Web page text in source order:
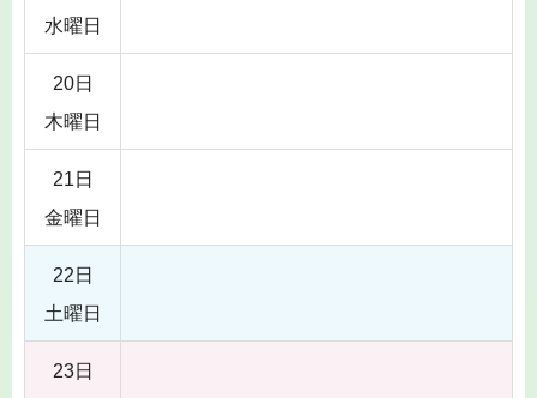
水曜日
20日
木曜日
21日
金曜日
22日
土曜日
23日